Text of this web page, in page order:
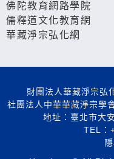
佛陀教育網路學院
儒釋道文化教育網
華藏淨宗弘化網
財團法人華藏淨宗
社團法人中華華藏淨宗
地址：臺北市大
TEL：